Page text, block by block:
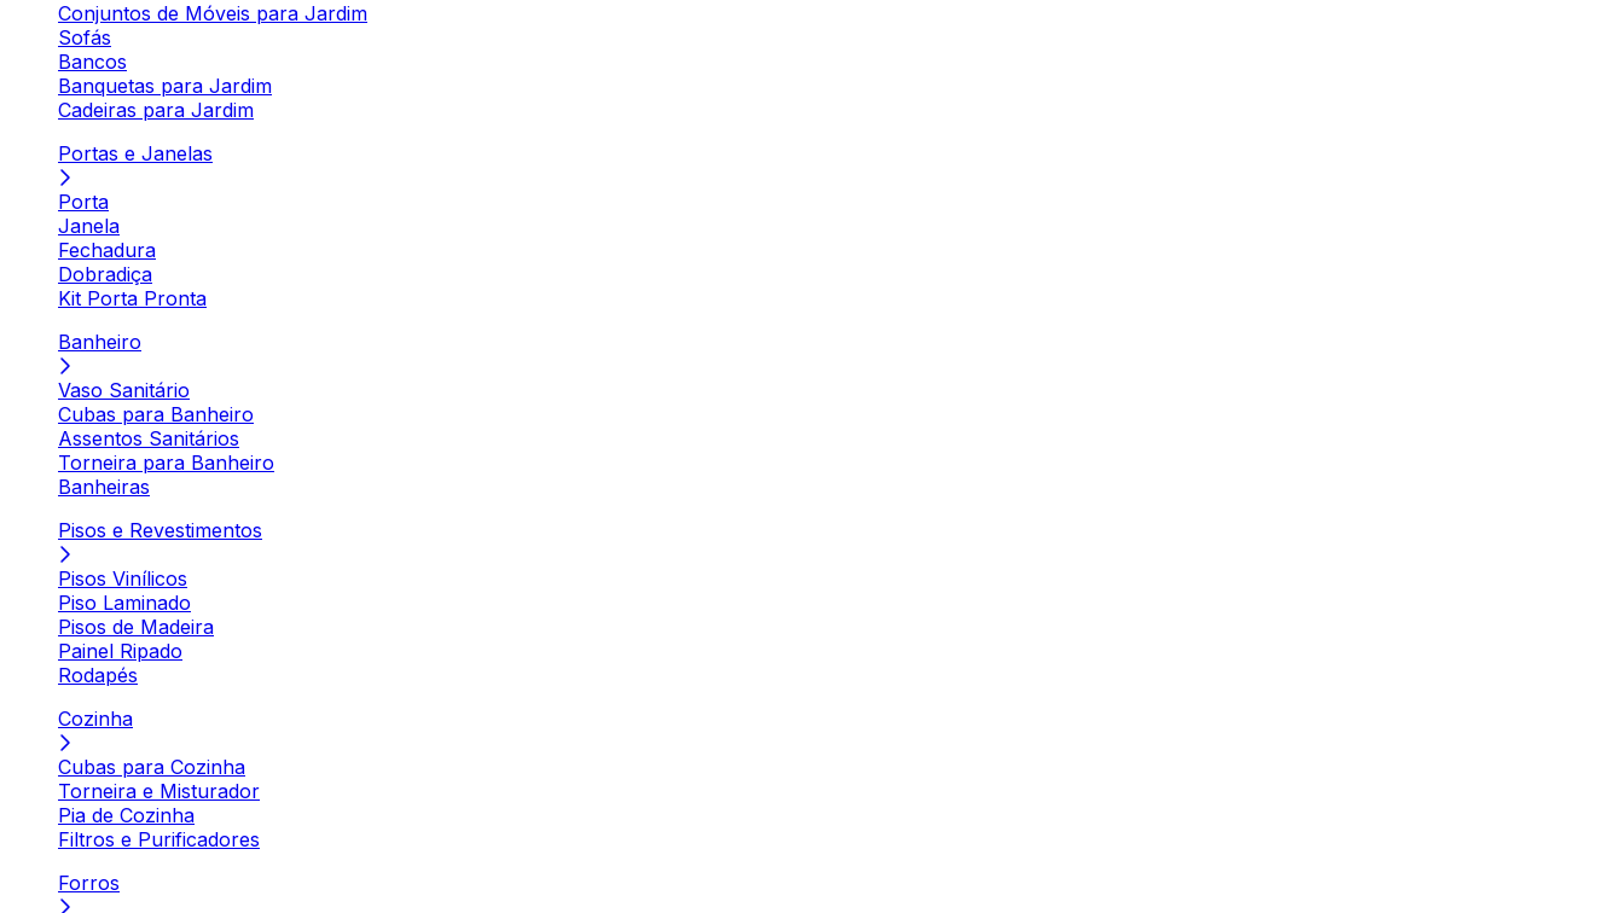
Conjuntos de Móveis para Jardim
Sofás
Bancos
Banquetas para Jardim
Cadeiras para Jardim
Portas e Janelas
Porta
Janela
Fechadura
Dobradiça
Kit Porta Pronta
Banheiro
Vaso Sanitário
Cubas para Banheiro
Assentos Sanitários
Torneira para Banheiro
Banheiras
Pisos e Revestimentos
Pisos Vinílicos
Piso Laminado
Pisos de Madeira
Painel Ripado
Rodapés
Cozinha
Cubas para Cozinha
Torneira e Misturador
Pia de Cozinha
Filtros e Purificadores
Forros